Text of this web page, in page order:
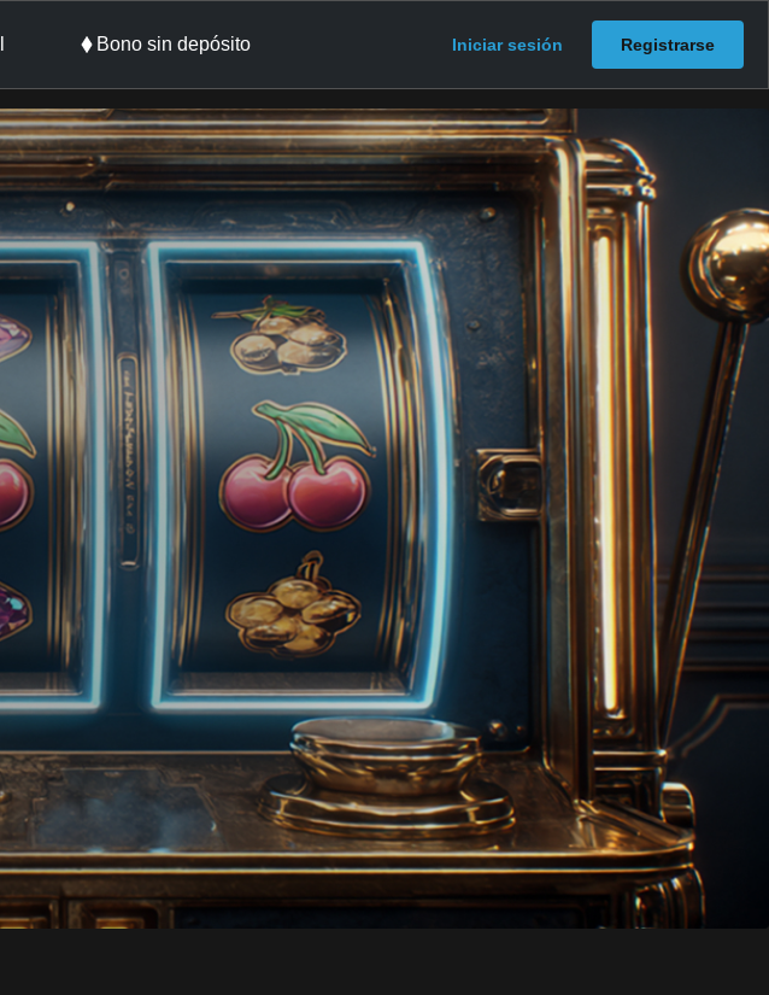
Bono sin depósito Iniciar sesión Registrarse